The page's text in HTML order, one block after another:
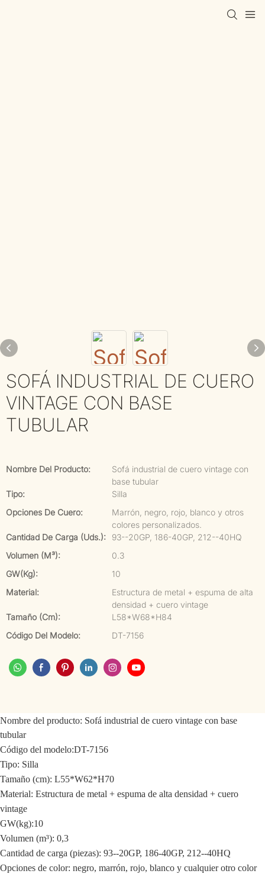
SOFÁ INDUSTRIAL DE CUERO
VINTAGE CON BASE
TUBULAR
Nombre Del Producto:
Sofá industrial de cuero vintage con
base tubular
Tipo:
Silla
Opciones De Cuero:
Marrón, negro, rojo, blanco y otros
colores personalizados.
Cantidad De Carga (uds.):
93--20GP, 186-40GP, 212--40HQ
Volumen (m³):
0.3
GW(kg):
10
Material:
Estructura de metal + espuma de alta
densidad + cuero vintage
Tamaño (cm):
L58*W68*H84
Código Del Modelo:
DT-7156
Nombre del producto: Sofá industrial de cuero vintage con base
tubular
Código del modelo:DT-7156
Tipo: Silla
Tamaño (cm): L55*W62*H70
Material: Estructura de metal + espuma de alta densidad + cuero
vintage
GW(kg):10
Volumen (m³): 0,3
Cantidad de carga (piezas): 93--20GP, 186-40GP, 212--40HQ
Opciones de color: negro, marrón, rojo, blanco y cualquier otro color